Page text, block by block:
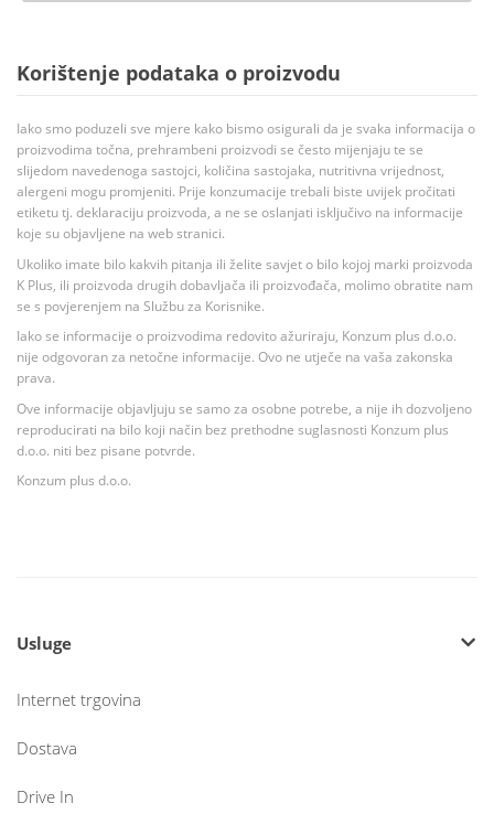
Korištenje podataka o proizvodu
Iako smo poduzeli sve mjere kako bismo osigurali da je svaka informacija o
proizvodima točna, prehrambeni proizvodi se često mijenjaju te se
slijedom navedenoga sastojci, količina sastojaka, nutritivna vrijednost,
alergeni mogu promjeniti. Prije konzumacije trebali biste uvijek pročitati
etiketu tj. deklaraciju proizvoda, a ne se oslanjati isključivo na informacije
koje su objavljene na web stranici.
Ukoliko imate bilo kakvih pitanja ili želite savjet o bilo kojoj marki proizvoda
K Plus, ili proizvoda drugih dobavljača ili proizvođača, molimo obratite nam
se s povjerenjem na Službu za Korisnike.
Iako se informacije o proizvodima redovito ažuriraju, Konzum plus d.o.o.
nije odgovoran za netočne informacije. Ovo ne utječe na vaša zakonska
prava.
Ove informacije objavljuju se samo za osobne potrebe, a nije ih dozvoljeno
reproducirati na bilo koji način bez prethodne suglasnosti Konzum plus
d.o.o. niti bez pisane potvrde.
Konzum plus d.o.o.
Usluge
Internet trgovina
Dostava
Drive In